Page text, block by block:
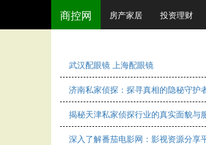
商控网 房产家居 投资理财
武汉配眼镜 上海配眼镜
济南私家侦探：探寻真相的隐秘守护
揭秘天津私家侦探行业的真实面貌与
深入了解番茄电影网：影视资源分享